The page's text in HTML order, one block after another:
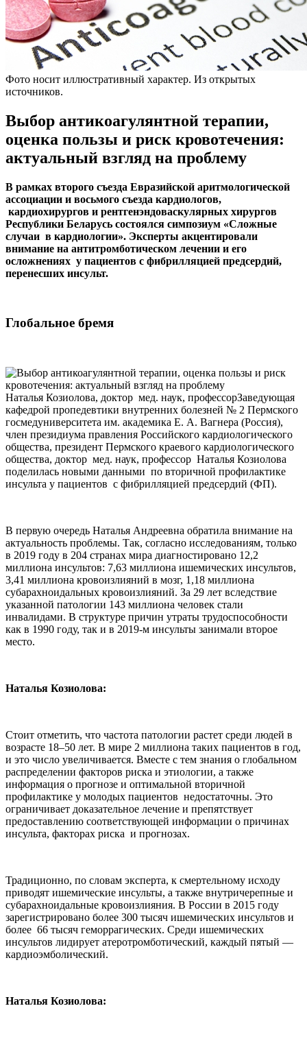
Фото носит иллюстративный характер. Из открытых
источников.
Выбор антикоагулянтной терапии,
оценка пользы и риск кровотечения:
актуальный взгляд на проблему
В рамках второго съезда Евразийской аритмологической
ассоциации и восьмого съезда кардиологов,
кардиохирургов и рентгенэндоваскулярных хирургов
Республики Беларусь состоялся симпозиум «Сложные
случаи в кардиологии». Эксперты акцентировали
внимание на антитромботическом лечении и его
осложнениях у пациентов с фибрилляцией предсердий,
перенесших инсульт.
Глобальное бремя
Наталья Козиолова, доктор мед. наук, профессорЗаведующая
кафедрой пропедевтики внутренних болезней № 2 Пермского
госмедуниверситета им. академика Е. А. Вагнера (Россия),
член президиума правления Российского кардиологического
общества, президент Пермского краевого кардиологического
общества, доктор мед. наук, профессор Наталья Козиолова
поделилась новыми данными по вторичной профилактике
инсульта у пациентов с фибрилляцией предсердий (ФП).
В первую очередь Наталья Андреевна обратила внимание на
актуальность проблемы. Так, согласно исследованиям, только
в 2019 году в 204 странах мира диагностировано 12,2
миллиона инсультов: 7,63 миллиона ишемических инсультов,
3,41 миллиона кровоизлияний в мозг, 1,18 миллиона
субарахноидальных кровоизлияний. За 29 лет вследствие
указанной патологии 143 миллиона человек стали
инвалидами. В структуре причин утраты трудоспособности
как в 1990 году, так и в 2019-м инсульты занимали второе
место.
Наталья Козиолова:
Стоит отметить, что частота патологии растет среди людей в
возрасте 18–50 лет. В мире 2 миллиона таких пациентов в год,
и это число увеличивается. Вместе с тем знания о глобальном
распределении факторов риска и этиологии, а также
информация о прогнозе и оптимальной вторичной
профилактике у молодых пациентов недостаточны. Это
ограничивает доказательное лечение и препятствует
предоставлению соответствующей информации о причинах
инсульта, факторах риска и прогнозах.
Традиционно, по словам эксперта, к смертельному исходу
приводят ишемические инсульты, а также внутричерепные и
субарахноидальные кровоизлияния. В России в 2015 году
зарегистрировано более 300 тысяч ишемических инсультов и
более 66 тысяч геморрагических. Среди ишемических
инсультов лидирует атеротромботический, каждый пятый —
кардиоэмболический.
Наталья Козиолова: